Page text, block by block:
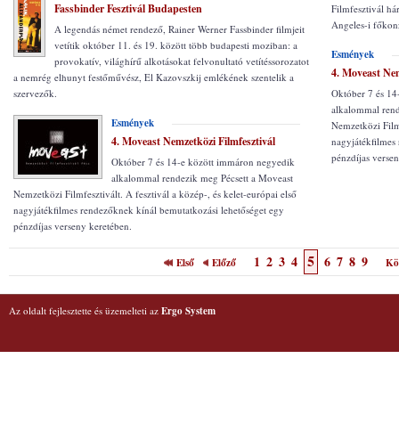
Fassbinder Fesztivál Budapesten
A legendás német rendező, Rainer Werner Fassbinder filmjeit
vetítik október 11. és 19. között több budapesti moziban: a
provokatív, világhírű alkotásokat felvonultató vetítéssorozatot
a nemrég elhunyt festőművész, El Kazovszkij emlékének szentelik a
szervezők.
Esmények
4. Moveast Nemzetközi Filmfesztivál
Október 7 és 14-e között immáron negyedik
alkalommal rendezik meg Pécsett a Moveast
Nemzetközi Filmfesztivált. A fesztivál a közép-, és kelet-európai első
nagyjátékfilmes rendezőknek kínál bemutatkozási lehetőséget egy
pénzdíjas verseny keretében.
Filmfesztivál
Angeles-i
Esmények
4. Moveast
Október 7 és
alkalommal
Nemzetközi
nagyjátékfilmes
pénzdíjas
Első Előző 1 2 3 4 5 6 7 8 9
Az oldalt fejlesztette és üzemelteti az Ergo System